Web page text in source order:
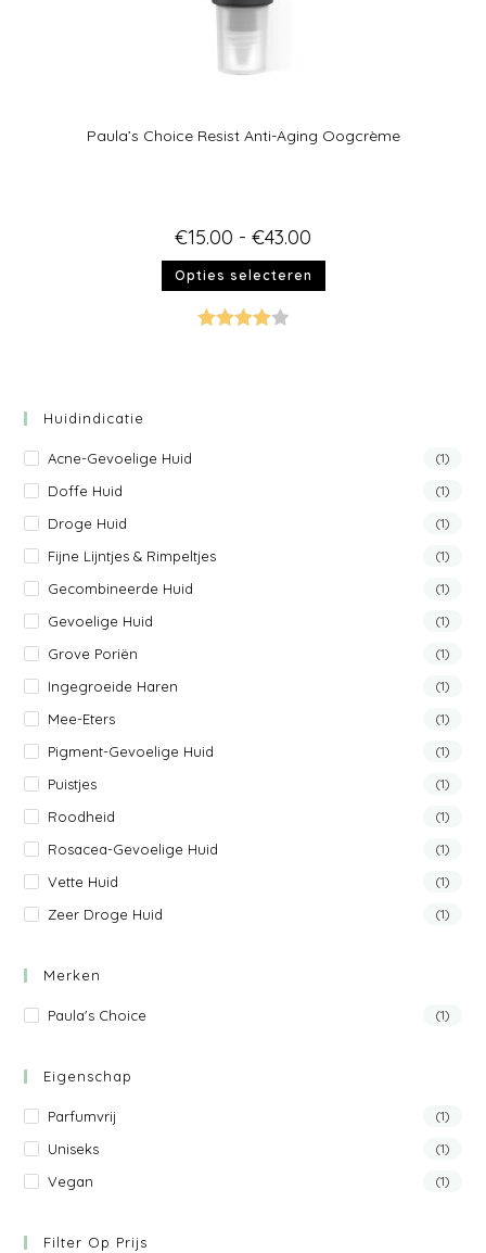
Paula’s Choice Resist Anti-Aging Oogcrème
€15.00 - €43.00
Opties selecteren
Huidindicatie
Acne-Gevoelige Huid (1)
Doffe Huid (1)
Droge Huid (1)
Fijne Lijntjes & Rimpeltjes (1)
Gecombineerde Huid (1)
Gevoelige Huid (1)
Grove Poriën (1)
Ingegroeide Haren (1)
Mee-Eters (1)
Pigment-Gevoelige Huid (1)
Puistjes (1)
Roodheid (1)
Rosacea-Gevoelige Huid (1)
Vette Huid (1)
Zeer Droge Huid (1)
Merken
Paula's Choice (1)
Eigenschap
Parfumvrij (1)
Uniseks (1)
Vegan (1)
Filter Op Prijs